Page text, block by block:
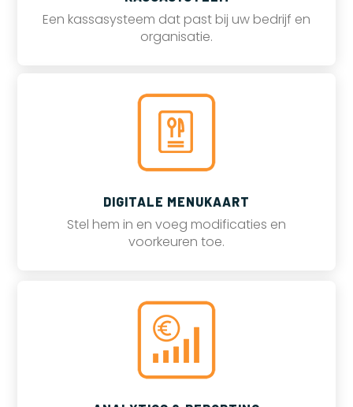
Een kassasysteem dat past bij uw bedrijf en
organisatie.
DIGITALE MENUKAART
Stel hem in en voeg modificaties en
voorkeuren toe.